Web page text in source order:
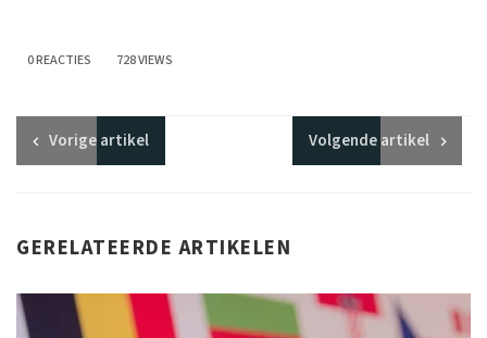
0 REACTIES 728 VIEWS
Vorigeartikel Volgendeartikel
GERELATEERDE ARTIKELEN